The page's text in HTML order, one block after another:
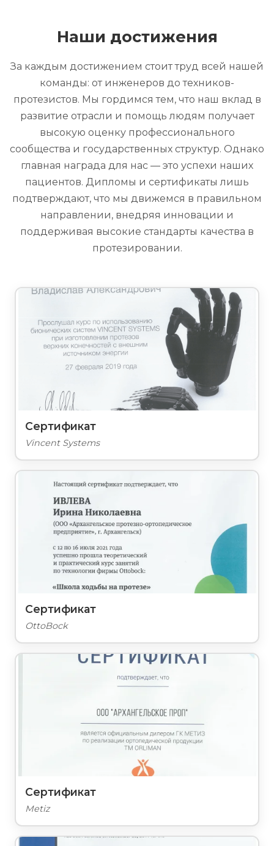
Наши достижения
За каждым достижением стоит труд всей нашей
команды: от инженеров до техников-
протезистов. Мы гордимся тем, что наш вклад в
развитие отрасли и помощь людям получает
высокую оценку профессионального
сообщества и государственных структур. Однако
главная награда для нас — это успехи наших
пациентов. Дипломы и сертификаты лишь
подтверждают, что мы движемся в правильном
направлении, внедряя инновации и
поддерживая высокие стандарты качества в
протезировании.
Сертификат
Vincent Systems
Сертификат
OttoBock
Сертификат
Metiz